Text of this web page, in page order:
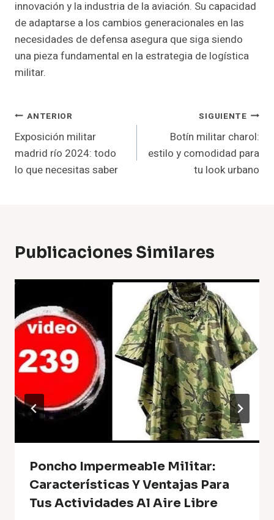
innovación y la industria de la aviación. Su capacidad
de adaptarse a los cambios generacionales en las
necesidades de defensa asegura que siga siendo
una pieza fundamental en la estrategia de logística
militar.
Navegación
De
Entradas
ANTERIOR
Exposición militar
madrid río 2024: todo
lo que necesitas saber
SIGUIENTE
Botín militar charol:
estilo y comodidad para
tu look urbano
Publicaciones Similares
Poncho Impermeable Militar:
Características Y Ventajas Para
Tus Actividades Al Aire Libre